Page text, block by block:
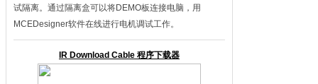
试隔离。通过隔离盒可以将DEMO板连接电脑，用
MCEDesigner软件在线进行电机调试工作。
IR Download Cable 程序下载器